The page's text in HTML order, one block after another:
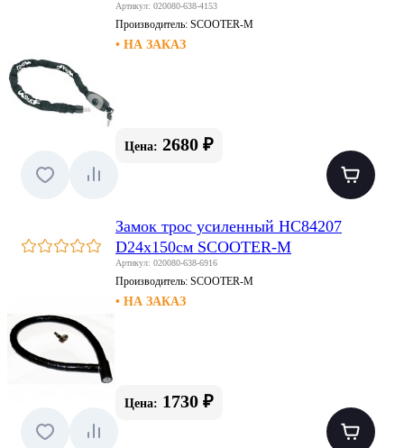
Артикул: 020080-638-4153
Производитель: SCOOTER-M
• НА ЗАКАЗ
Цена: 2680 ₽
Замок трос усиленный HC84207
D24x150см SCOOTER-M
Артикул: 020080-638-6916
Производитель: SCOOTER-M
• НА ЗАКАЗ
Цена: 1730 ₽